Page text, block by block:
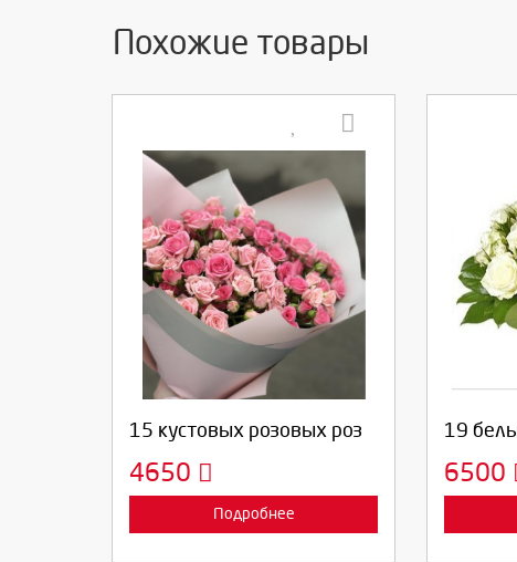
Похожие товары
15 кустовых розовых роз
4650
Подробнее
Выберите количество:
Продолжить
19
6500